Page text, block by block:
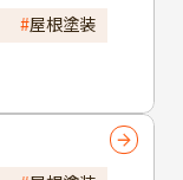
屋根塗装